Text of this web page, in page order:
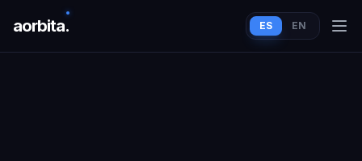
aorbita. ES EN